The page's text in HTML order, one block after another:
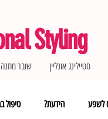
Styling
שובר מתנה סטיילינג אונליין
לשפע הידעת? טיפול